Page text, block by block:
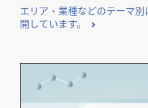
エリア・業種などのテーマ
開しています。